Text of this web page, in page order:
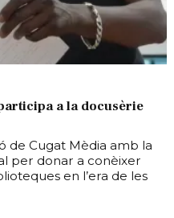
a la docusèrie
de Cugat Mèdia amb la
per donar a conèixer
en l’era de les